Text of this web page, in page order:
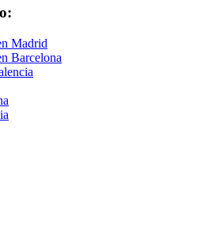
Madrid
Barcelona